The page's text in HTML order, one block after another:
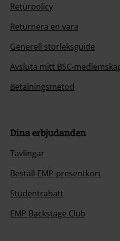
Returpolicy
Returnera en vara
Generell storleksguide
Avsluta mitt BSC-
Betalningsmetod
Dina erbjudanden
Tävlingar
Beställ EMP-presentkort
Studentrabatt
EMP Backstage Club